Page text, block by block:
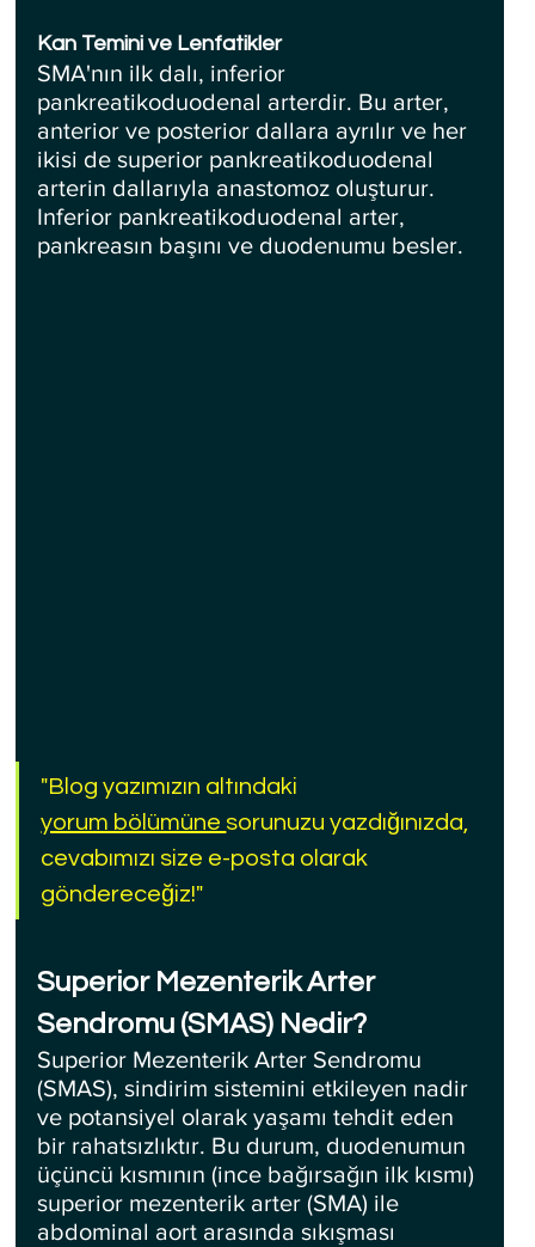
Kan Temini ve Lenfatikler
SMA'nın ilk dalı, inferior
pankreatikoduodenal arterdir. Bu arter,
anterior ve posterior dallara ayrılır ve her
ikisi de superior pankreatikoduodenal
arterin dallarıyla anastomoz oluşturur.
Inferior pankreatikoduodenal arter,
pankreasın başını ve duodenumu besler.
"Blog yazımızın altındaki
yorum bölümüne sorunuzu yazdığınızda,
cevabımızı size e-posta olarak
göndereceğiz!"
Superior Mezenterik Arter
Sendromu (SMAS) Nedir?
Superior Mezenterik Arter Sendromu
(SMAS), sindirim sistemini etkileyen nadir
ve potansiyel olarak yaşamı tehdit eden
bir rahatsızlıktır. Bu durum, duodenumun
üçüncü kısmının (ince bağırsağın ilk kısmı)
superior mezenterik arter (SMA) ile
abdominal aort arasında sıkışması